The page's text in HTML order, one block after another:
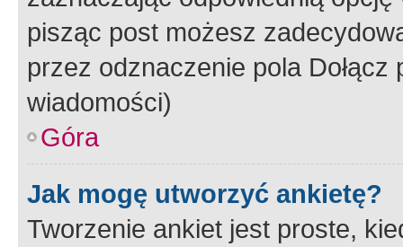
pisząc post możesz
przez odznaczenie pola
wiadomości)
Góra
Jak mogę utworzyć ankietę?
Tworzenie ankiet jest proste,